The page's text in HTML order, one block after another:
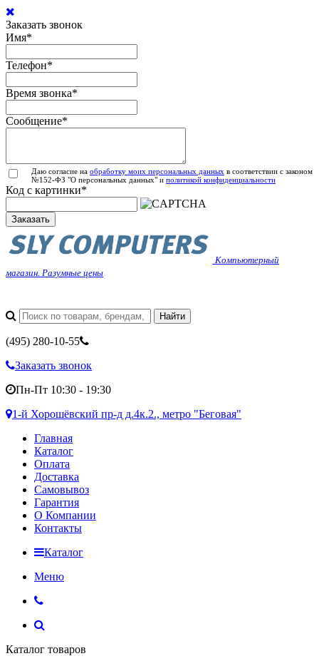
Заказать звонок
Имя*
Телефон*
Время звонка*
Сообщение*
Даю согласие на обработку моих персональных данных в соответствии с законом
№152-ФЗ "О персональных данных" и политикой конфиденциальности
Код с картинки*
Заказать
Компьютерный
магазин. Разумные цены
(495) 280-10-55
Заказать звонок
Пн-Пт 10:30 - 19:30
1-й Хорошёвский пр-д д.4к.2., метро "Беговая"
Главная
Каталог
Оплата
Доставка
Самовывоз
Гарантия
О Компании
Контакты
Каталог
Меню
Каталог товаров